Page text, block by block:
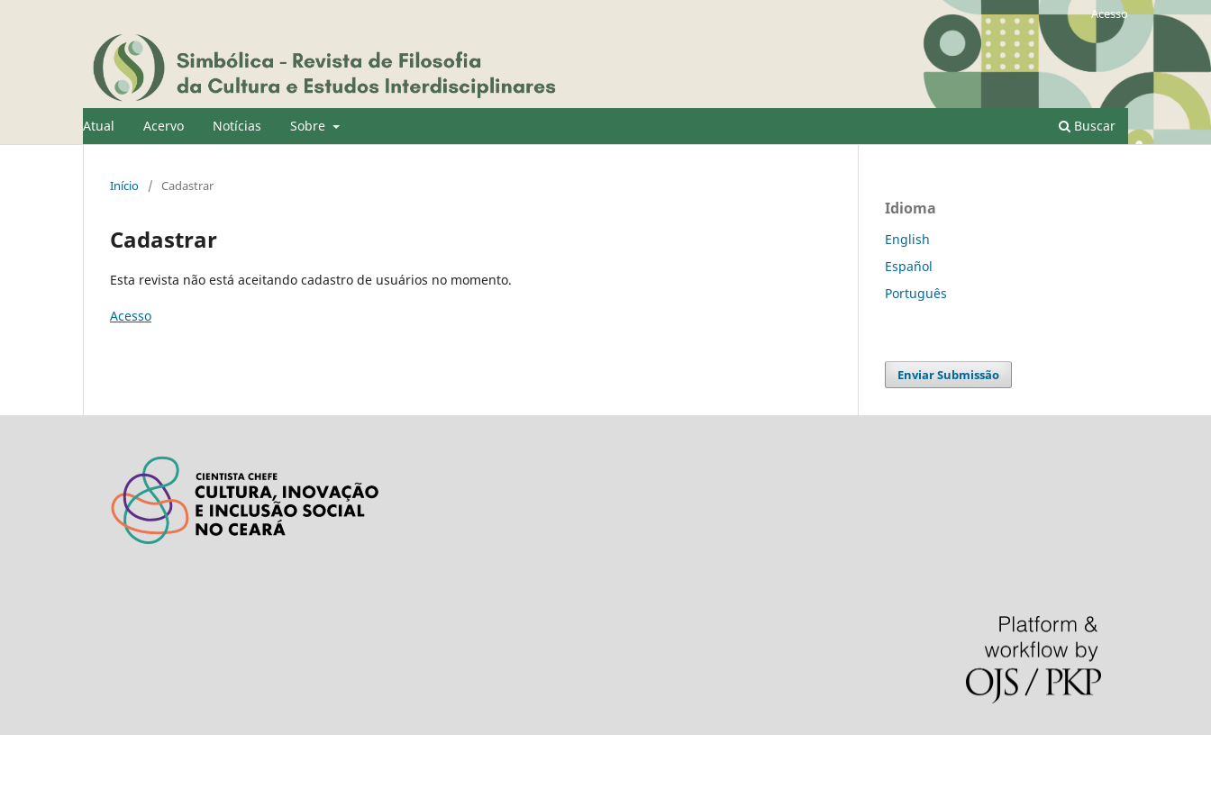
Atual Acervo Notícias Sobre Buscar
Acesso
Início / Cadastrar
Cadastrar
Esta revista não está aceitando cadastro de usuários no momento.
Acesso
Idioma
English
Español
Português
Enviar Submissão